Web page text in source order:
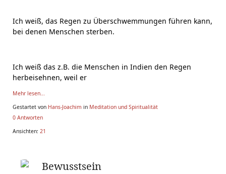
Ich weiß, das Regen zu Überschwemmungen führen kann,
bei denen Menschen sterben.
Ich weiß das z.B. die Menschen in Indien den Regen
herbeisehnen, weil er
Mehr lesen...
Gestartet von Hans-Joachim in Meditation und Spiritualität
0 Antworten
Ansichten: 21
Bewusstsein